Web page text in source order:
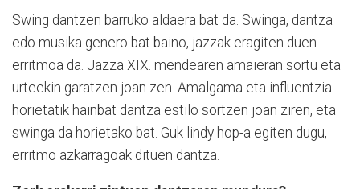
Swing dantzen barruko aldaera bat da. Swinga, dantza
edo musika genero bat baino, jazzak eragiten duen
erritmoa da. Jazza XIX. mendearen amaieran sortu eta
urteekin garatzen joan zen. Amalgama eta influentzia
horietatik hainbat dantza estilo sortzen joan ziren, eta
swinga da horietako bat. Guk lindy hop-a egiten dugu,
erritmo azkarragoak dituen dantza.